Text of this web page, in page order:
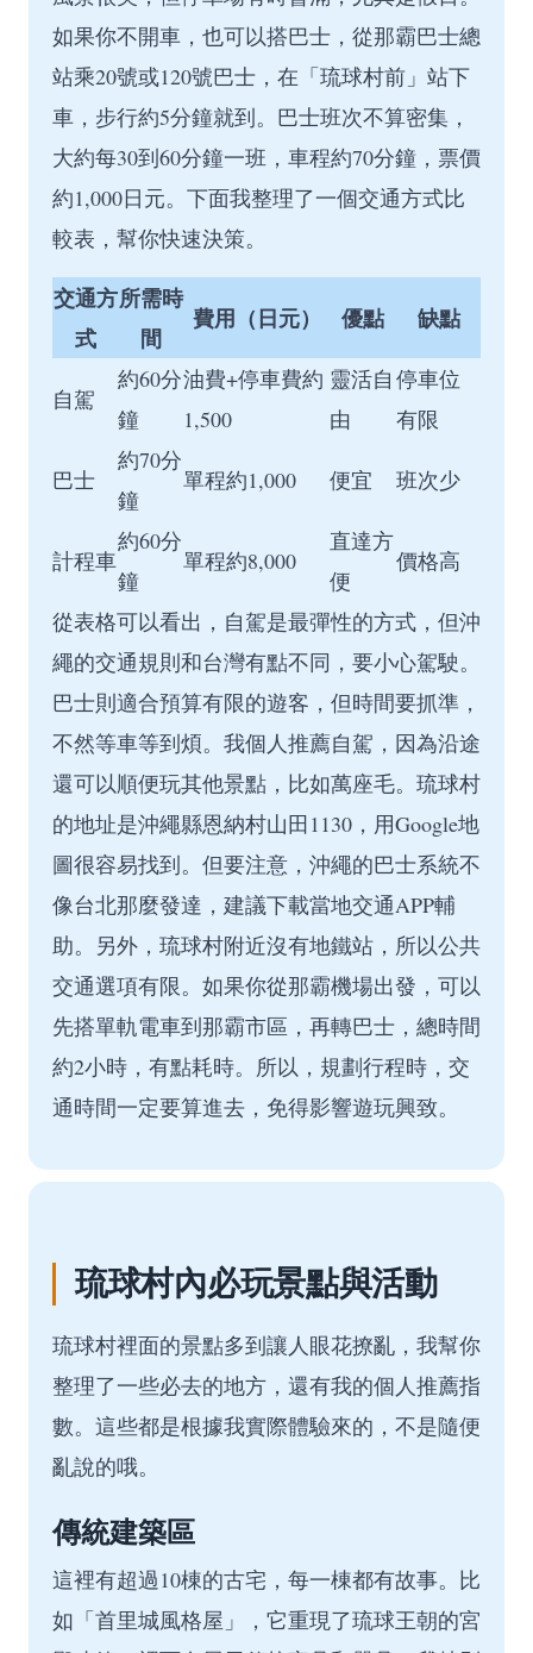
如果你不開車，也可以搭巴士，從那霸巴士總
站乘20號或120號巴士，在「琉球村前」站下
車，步行約5分鐘就到。巴士班次不算密集，
大約每30到60分鐘一班，車程約70分鐘，票價
約1,000日元。下面我整理了一個交通方式比
較表，幫你快速決策。
交通方
式
所需時
間
費用（日元） 優點 缺點
自駕
約60分
鐘
油費+停車費約
1,500
靈活自
由
停車位
有限
巴士
約70分
鐘
單程約1,000 便宜 班次少
計程車
約60分
鐘
單程約8,000
直達方
便
價格高
從表格可以看出，自駕是最彈性的方式，但沖
繩的交通規則和台灣有點不同，要小心駕駛。
巴士則適合預算有限的遊客，但時間要抓準，
不然等車等到煩。我個人推薦自駕，因為沿途
還可以順便玩其他景點，比如萬座毛。琉球村
的地址是沖繩縣恩納村山田1130，用Google地
圖很容易找到。但要注意，沖繩的巴士系統不
像台北那麼發達，建議下載當地交通APP輔
助。另外，琉球村附近沒有地鐵站，所以公共
交通選項有限。如果你從那霸機場出發，可以
先搭單軌電車到那霸市區，再轉巴士，總時間
約2小時，有點耗時。所以，規劃行程時，交
通時間一定要算進去，免得影響遊玩興致。
琉球村內必玩景點與活動
琉球村裡面的景點多到讓人眼花撩亂，我幫你
整理了一些必去的地方，還有我的個人推薦指
數。這些都是根據我實際體驗來的，不是隨便
亂說的哦。
傳統建築區
這裡有超過10棟的古宅，每一棟都有故事。比
如「首里城風格屋」，它重現了琉球王朝的宮